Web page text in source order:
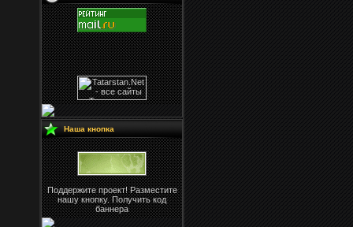
Наша кнопка
Поддержите проект! Разместите
нашу кнопку. Получить код
баннера